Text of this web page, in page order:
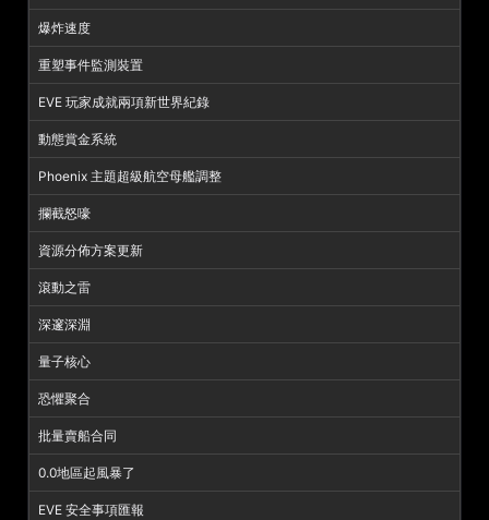
爆炸速度
重塑事件監測裝置
EVE 玩家成就兩項新世界紀錄
動態賞金系統
Phoenix 主題超級航空母艦調整
攔截怒嚎
資源分佈方案更新
滾動之雷
深邃深淵
量子核心
恐懼聚合
批量賣船合同
0.0地區起風暴了
EVE 安全事項匯報